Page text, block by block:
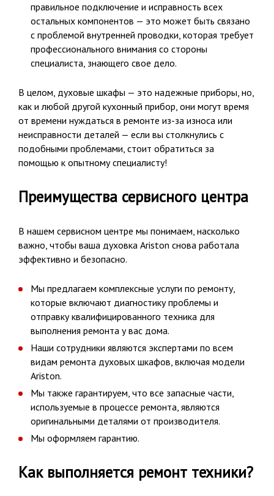
правильное подключение и исправность всех
остальных компонентов — это может быть связано
с проблемой внутренней проводки, которая требует
профессионального внимания со стороны
специалиста, знающего свое дело.
В целом, духовые шкафы — это надежные приборы, но,
как и любой другой кухонный прибор, они могут время
от времени нуждаться в ремонте из-за износа или
неисправности деталей — если вы столкнулись с
подобными проблемами, стоит обратиться за
помощью к опытному специалисту!
Преимущества сервисного центра
В нашем сервисном центре мы понимаем, насколько
важно, чтобы ваша духовка Ariston снова работала
эффективно и безопасно.
Мы предлагаем комплексные услуги по ремонту,
которые включают диагностику проблемы и
отправку квалифицированного техника для
выполнения ремонта у вас дома.
Наши сотрудники являются экспертами по всем
видам ремонта духовых шкафов, включая модели
Ariston.
Мы также гарантируем, что все запасные части,
используемые в процессе ремонта, являются
оригинальными деталями от производителя.
Мы оформляем гарантию.
Как выполняется ремонт техники?